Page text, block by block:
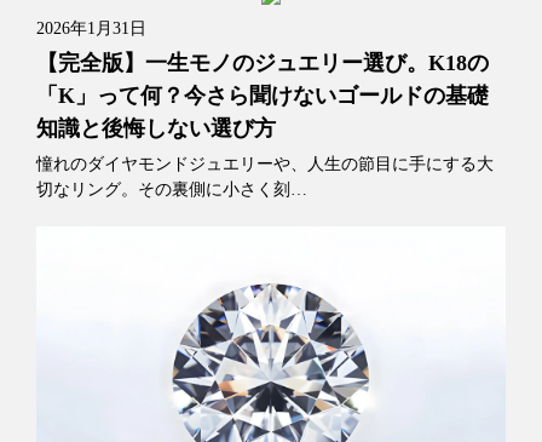
2026年1月31日
【完全版】一生モノのジュエリー選び。K18の
「K」って何？今さら聞けないゴールドの基礎
知識と後悔しない選び方
憧れのダイヤモンドジュエリーや、人生の節目に手にする大
切なリング。その裏側に小さく刻…